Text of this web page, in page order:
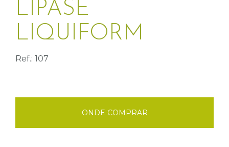
LIPASE
LIQUIFORM
Ref.: 107
ONDE COMPRAR